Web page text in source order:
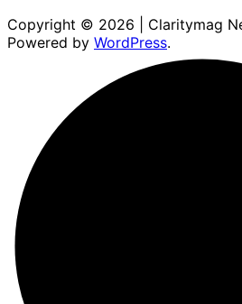
Copyright © 2026 | Claritymag
Powered by WordPress.